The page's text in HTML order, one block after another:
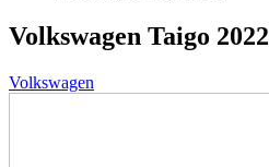
Volkswagen Taigo 2022
Volkswagen